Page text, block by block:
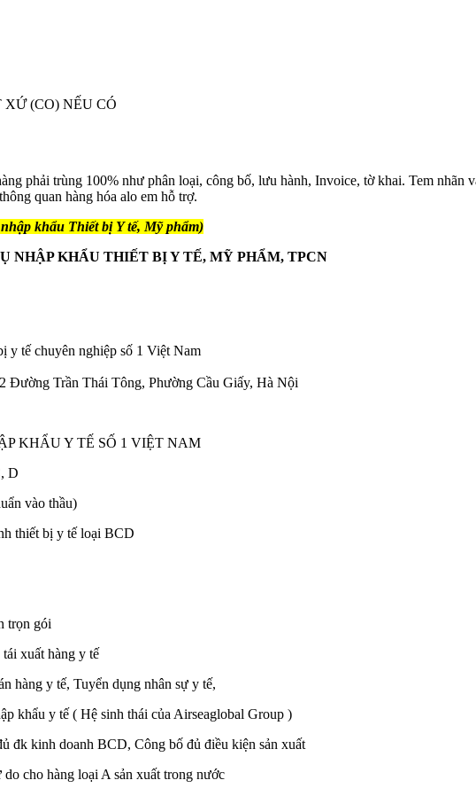
(CO) NẾU CÓ
phải trùng 100% như phân loại, công bố, lưu hành, Invoice, tờ khai. Tem nhãn
quan hàng hóa alo em hỗ trợ.
khẩu Thiết bị Y tế, Mỹ phẩm)
NHẬP KHẨU THIẾT BỊ Y TẾ, MỸ PHẨM, TPCN
y tế chuyên nghiệp số 1 Việt Nam
Đường Trần Thái Tông, Phường Cầu Giấy, Hà Nội
KHẨU Y TẾ SỐ 1 VIỆT NAM
D
vào thầu)
thiết bị y tế loại BCD
trọn gói
xuất hàng y tế
hàng y tế, Tuyển dụng nhân sự y tế,
khẩu y tế ( Hệ sinh thái của Airseaglobal Group )
đk kinh doanh BCD, Công bố đủ điều kiện sản xuất
cho hàng loại A sản xuất trong nước